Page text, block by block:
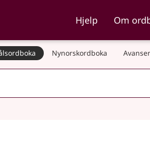
Hjelp Om
Nynorskordboka